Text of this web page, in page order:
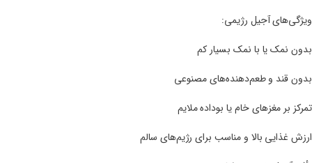
ویژگی‌های آجیل رژیمی:
بدون نمک یا با نمک بسیار کم
بدون قند و طعم‌دهنده‌های مصنوعی
تمرکز بر مغزهای خام یا بوداده ملایم
ارزش غذایی بالا و مناسب برای رژیم‌های سالم